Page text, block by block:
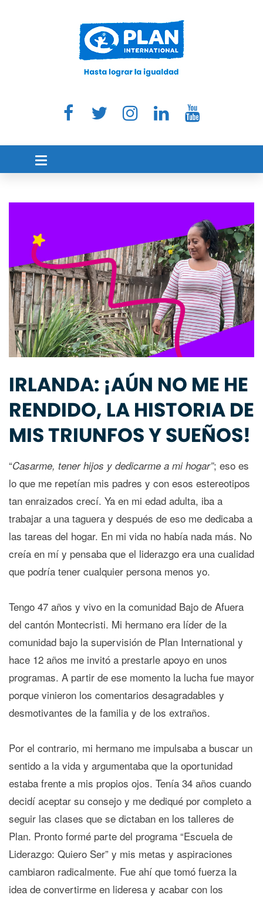
IRLANDA: ¡AÚN NO ME HE
RENDIDO, LA HISTORIA DE
MIS TRIUNFOS Y SUEÑOS!
“Casarme, tener hijos y dedicarme a mi hogar”; eso es
lo que me repetían mis padres y con esos estereotipos
tan enraizados crecí. Ya en mi edad adulta, iba a
trabajar a una taguera y después de eso me dedicaba a
las tareas del hogar. En mi vida no había nada más. No
creía en mí y pensaba que el liderazgo era una cualidad
que podría tener cualquier persona menos yo.
Tengo 47 años y vivo en la comunidad Bajo de Afuera
del cantón Montecristi. Mi hermano era líder de la
comunidad bajo la supervisión de Plan International y
hace 12 años me invitó a prestarle apoyo en unos
programas. A partir de ese momento la lucha fue mayor
porque vinieron los comentarios desagradables y
desmotivantes de la familia y de los extraños.
Por el contrario, mi hermano me impulsaba a buscar un
sentido a la vida y argumentaba que la oportunidad
estaba frente a mis propios ojos. Tenía 34 años cuando
decidí aceptar su consejo y me dediqué por completo a
seguir las clases que se dictaban en los talleres de
Plan. Pronto formé parte del programa “Escuela de
Liderazgo: Quiero Ser” y mis metas y aspiraciones
cambiaron radicalmente. Fue ahí que tomó fuerza la
idea de convertirme en lideresa y acabar con los